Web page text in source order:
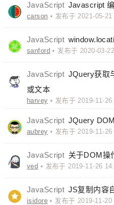
JavaScript Javascript
carson • 发布于 2021-05-
JavaScript
sanford • 发布于 2020-03-
JavaScript JQuery获取
或文本
harvey • 发布于 2019-11-
JavaScript JQuery
aubrey • 发布于 2019-11-
JavaScript 关于DOM操
ved • 发布于 2019-11-26
JavaScript JS复制内容
isidore • 发布于 2019-11-